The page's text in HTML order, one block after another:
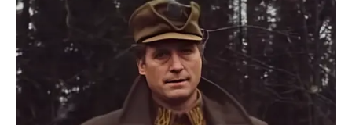
Автор: Андрей Кравченко